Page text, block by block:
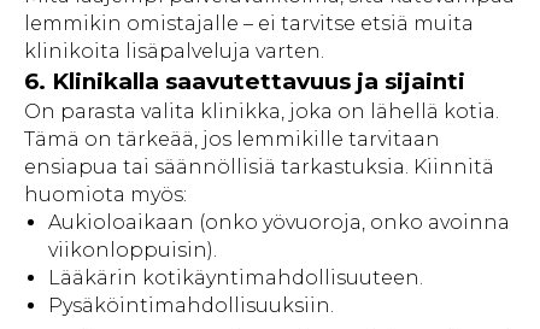
lemmikin omistajalle – ei tarvitse etsiä muita
klinikoita lisäpalveluja varten.
6. Klinikalla saavutettavuus ja sijainti
On parasta valita klinikka, joka on lähellä kotia.
Tämä on tärkeää, jos lemmikille tarvitaan
ensiapua tai säännöllisiä tarkastuksia. Kiinnitä
huomiota myös:
Aukioloaikaan (onko yövuoroja, onko avoinna
viikonloppuisin).
Lääkärin kotikäyntimahdollisuuteen.
Pysäköintimahdollisuuksiin.